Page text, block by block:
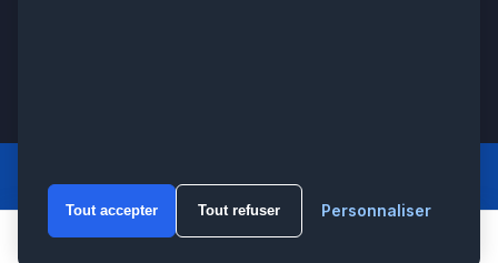
LCM
Tout accepter Tout refuser Personnaliser